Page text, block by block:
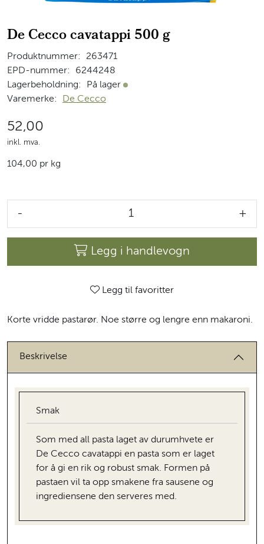
De Cecco cavatappi 500 g
Produktnummer:
263471
EPD-nummer:
6244248
Lagerbeholdning:
På lager På lager
Varemerke: De Cecco
52,00
inkl. mva.
104,00 pr kg
- +
Legg i handlevogn
Legg til favoritter
Korte vridde pastarør. Noe større og lengre enn makaroni.
Beskrivelse
Smak
Som med all pasta laget av durumhvete er
De Cecco cavatappi en pasta som er laget
for å gi en rik og robust smak. Formen på
pastaen vil ta opp smakene fra sausene og
ingrediensene den serveres med.